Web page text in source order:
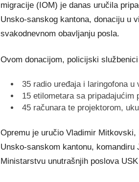
i
n
e
migracije (IOM) je danas uručila
Unsko-sanskog kantona, donaciju u
svakodnevnom obavljanju posla.
Ovom donacijom, policijski
35 radio uređaja i laringofona u
15 etilometara sa pripadajućim
45 računara te projektorom,
Opremu je uručio Vladimir
Unsko-sanskom kantonu,
Ministarstvu unutrašnjih poslova